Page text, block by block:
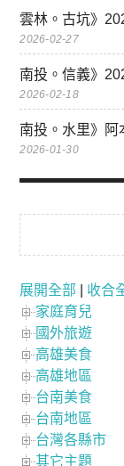
雲林。古坑》
2026-02-27
南投。信義》
2026-02-18
南投。水里》阿
2026-01-30
展開全部
收合
家庭育兒
國外旅遊
高雄美食
高雄地區
台南美食
台南地區
台灣各縣市
其它主題